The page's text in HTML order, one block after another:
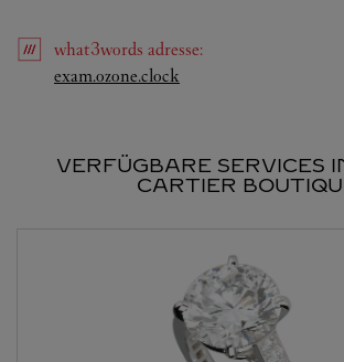
what3words adresse:
exam.ozone.clock
VERFÜGBARE SERVICES
CARTIER